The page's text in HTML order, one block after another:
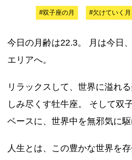
#双子座の月 #欠けていく月
今日の月齢は22.3。 月は今日
エリアへ。
リラックスして、世界に溢れ
しみ尽くす牡牛座。 そして双
ベースに、世界中を無邪気に駆
人生とは、この豊かな世界を